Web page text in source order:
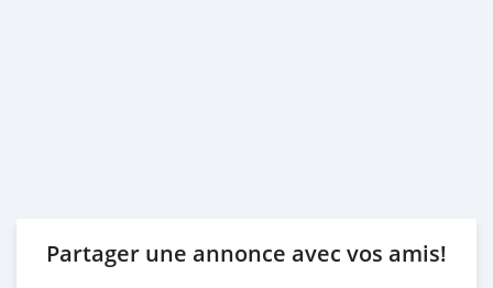
Partager une annonce avec vos amis!